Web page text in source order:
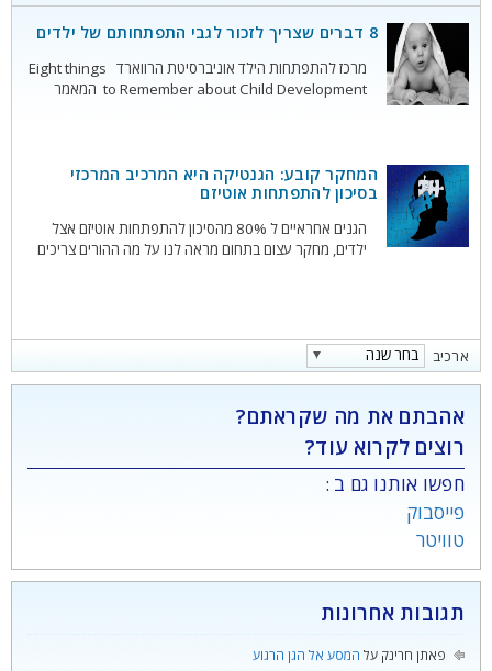
8 דברים שצריך לזכור לגבי התפתחותם של ילדים
מרכז להתפתחות הילד אוניברסיטת הרווארד Eight things
to Remember about Child Development המאמר
עכשוויות. 1. אפילו תינוקות ופעוטות נפגעים כאשר הם שוהים
בסביבה מתוחה משפחתית או טיפולית. חוויות כעובר
המחקר קובע: הגנטיקה היא המרכיב המרכזי
בסיכון להתפתחות אוטיזם
הגנים אחראיים ל 80% מהסיכון להתפתחות אוטיזם אצל
ילדים, מחקר עצום בתחום מראה לנו על מה ההורים צריכים
ילדים שנולדים בארה"ב. המחקר
ארכיב
בחר שנה
2011
2013
2014
2015
2016
2017
2018
2020
בחר שנה
אהבתם את מה שקראתם?
רוצים לקרוא עוד?
חפשו אותנו גם ב :
פייסבוק
טוויטר
תגובות אחרונות
פאתן חרינק על המסע אל הגן הרגוע